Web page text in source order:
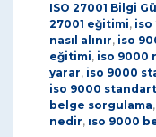
ISO 27001 Bilgi
27001 eğitimi, iso
nasıl alınır, iso
eğitimi, iso 9000
yarar, iso 9000
iso 9000
belge sorgulama,
nedir, ıso 9000